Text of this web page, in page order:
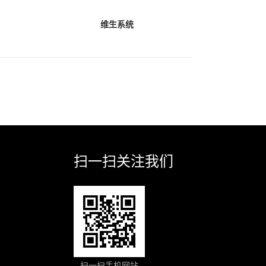
维生系统
扫一扫关注我们